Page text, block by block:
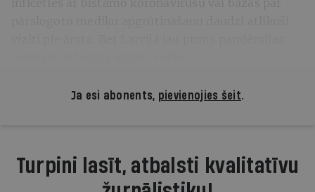
Ja esi abonents, pievienojies šeit.
Turpini lasīt, atbalsti kvalitatīvu